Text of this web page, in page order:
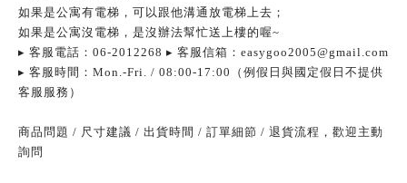
如果是公寓有電梯，可以跟他溝通放電梯上去；
如果是公寓沒電梯，是沒辦法幫忙送上樓的喔~
▸ 客服電話： 06-2012268 ▸ 客服信箱： easygoo2005@gmail.com
▸ 客服時間： Mon.-Fri. / 08:00-17:00
（例假日與國定假日不提供
客服服務）
商品問題 / 尺寸建議 / 出貨時間 / 訂單細節 / 退貨流程，歡迎主動
詢問